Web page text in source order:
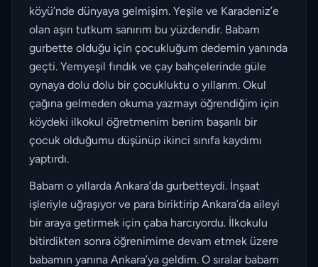
köyü’nde dünyaya gelmişim. Yeşile ve Karadeniz’e
olan aşırı tutkum sanırım bu yüzdendir. Babam
gurbette olduğu için çocukluğum dedemin yanında
geçti. Yemyeşil fındık ve çay bahçelerinde güle
oynaya dolu dolu bir çocukluktu o yıllarım. Okul
çağına gelmeden okuma yazmayı öğrendiğim için
köydeki ilkokul öğretmenim benim başarılı bir
çocuk olduğumu düşünüp ikinci sınıfa kaydımı
yaptırdı.
Babam o yıllarda Ankara’da gurbetteydi. İnşaat
işleriyle uğraşıyor ve para biriktirip Ankara’da aileyi
bir araya getirmek için çaba harcıyordu. İlkokulu
bitirdikten sonra öğrenimime devam etmek üzere
babamın yanına Ankara’ya geldim. O sıralar babam